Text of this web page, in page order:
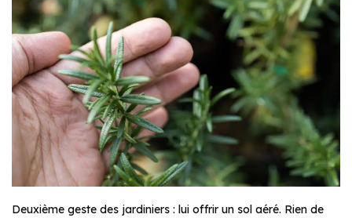
Deuxième geste des jardiniers : lui offrir un sol aéré. Rien de